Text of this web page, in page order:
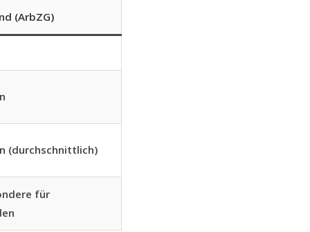
(ArbZG)
(durchschnittlich)
für